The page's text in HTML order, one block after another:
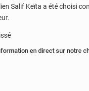
Salif Keïta a été choisi
en direct sur notre